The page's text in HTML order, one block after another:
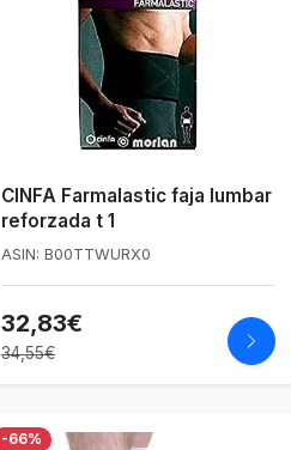
CINFA Farmalastic faja lumbar
reforzada t 1
ASIN: B00TTWURX0
32,83€
34,55€
-66%